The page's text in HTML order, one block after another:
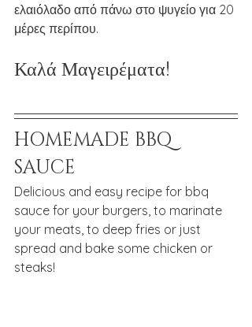
ελαιόλαδο από πάνω στο ψυγείο για 20
μέρες περίπου.
Καλά Μαγειρέματα!
HOMEMADE BBQ
SAUCE
Delicious and easy recipe for bbq
sauce for your burgers, to marinate
your meats, to deep fries or just
spread and bake some chicken or
steaks!